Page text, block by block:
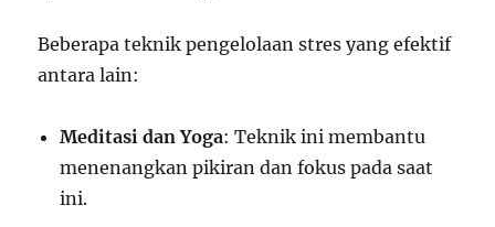
Beberapa teknik pengelolaan stres yang efektif
antara lain:
Meditasi dan Yoga: Teknik ini membantu
menenangkan pikiran dan fokus pada saat
ini.